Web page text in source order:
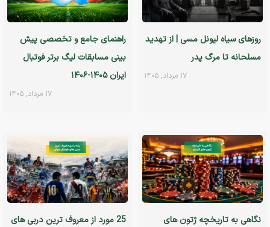
روزهای سیاه لیونل مسی | از تهدید
مسلحانه تا مرگ پدر
۱۷ مرداد, ۱۴۰۵
راهنمای جامع و تخصصی پیش
بینی مسابقات لیگ برتر فوتبال
ایران ۱۴۰۵-۱۴۰۶
۱۷ مرداد, ۱۴۰۵
نگاهی به تاریخچه ژتون های
25 مورد از معروف ترین دربی های